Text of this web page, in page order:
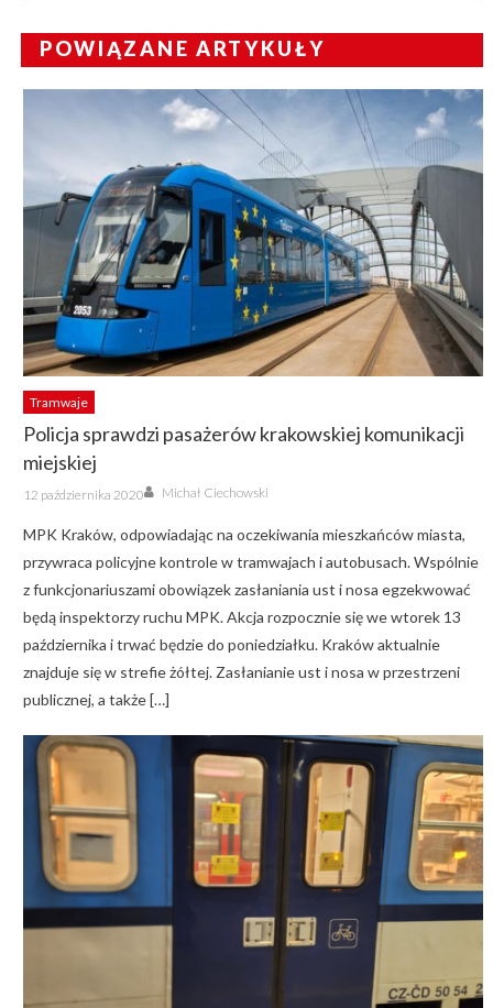
POWIĄZANE ARTYKUŁY
Tramwaje
Policja sprawdzi pasażerów krakowskiej komunikacji
miejskiej
Posted
on
12 października 2020 Author
Michał Ciechowski
MPK Kraków, odpowiadając na oczekiwania mieszkańców miasta,
przywraca policyjne kontrole w tramwajach i autobusach. Wspólnie
z funkcjonariuszami obowiązek zasłaniania ust i nosa egzekwować
będą inspektorzy ruchu MPK. Akcja rozpocznie się we wtorek 13
października i trwać będzie do poniedziałku. Kraków aktualnie
znajduje się w strefie żółtej. Zasłanianie ust i nosa w przestrzeni
publicznej, a także […]